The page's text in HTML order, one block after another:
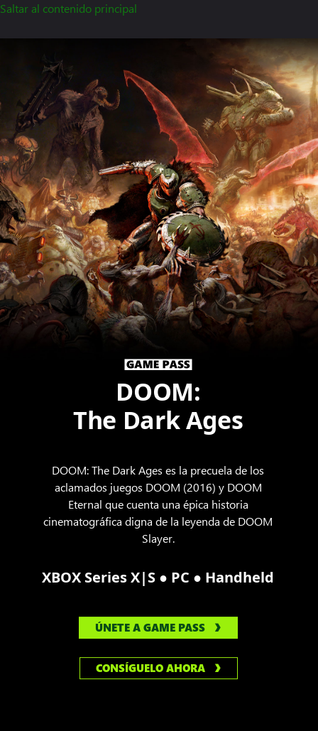
Saltar al contenido principal
DOOM:
The Dark Ages
DOOM: The Dark Ages es la precuela de los
aclamados juegos DOOM (2016) y DOOM
Eternal que cuenta una épica historia
cinematográfica digna de la leyenda de DOOM
Slayer.
XBOX Series X|S ● PC ● Handheld
ÚNETE A GAME PASS
CONSÍGUELO AHORA